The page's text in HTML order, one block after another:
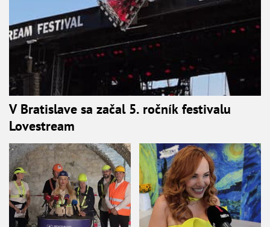
V Bratislave sa začal 5. ročník festivalu
Lovestream